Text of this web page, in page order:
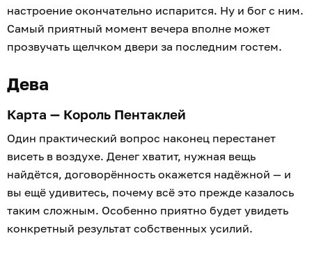
настроение окончательно испарится. Ну и бог с ним.
Самый приятный момент вечера вполне может
прозвучать щелчком двери за последним гостем.
Дева
Карта — Король Пентаклей
Один практический вопрос наконец перестанет
висеть в воздухе. Денег хватит, нужная вещь
найдётся, договорённость окажется надёжной — и
вы ещё удивитесь, почему всё это прежде казалось
таким сложным. Особенно приятно будет увидеть
конкретный результат собственных усилий.